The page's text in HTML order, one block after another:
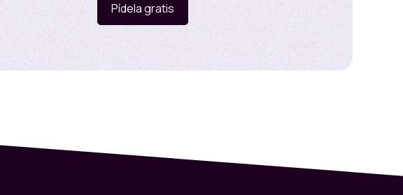
participantes de Burger King, el Comercio otorgará un
del monto mínimo requerido para ser acreedor del
Pídela gratis